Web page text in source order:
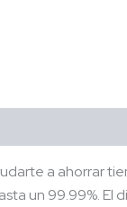
a ahorrar
un 99.99%.